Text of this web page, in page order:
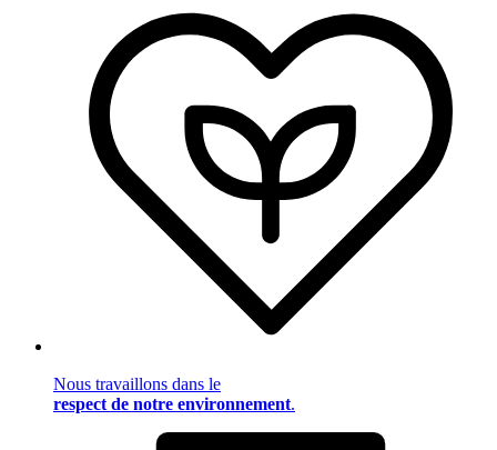
Nous travaillons dans le
respect de notre environnement.